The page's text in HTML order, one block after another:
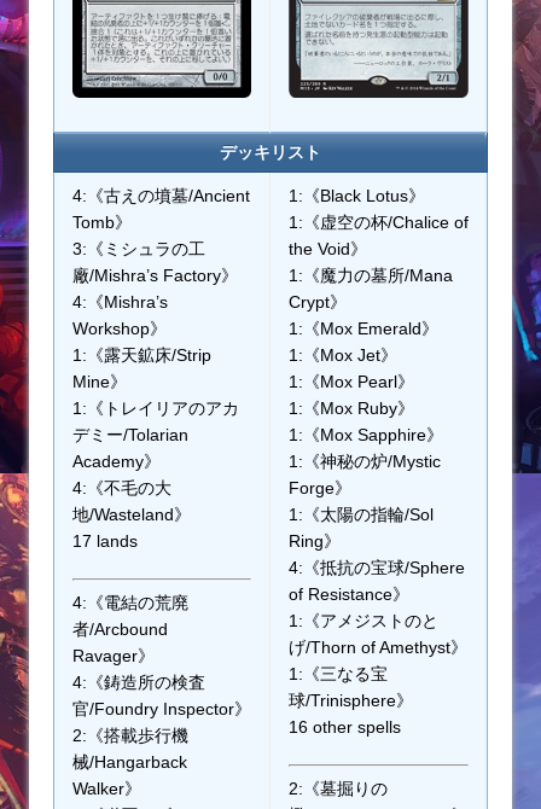
デッキリスト
4:《古えの墳墓/Ancient
Tomb》
3:《ミシュラの工
廠/Mishra’s Factory》
4:《Mishra’s
Workshop》
1:《露天鉱床/Strip
Mine》
1:《トレイリアのアカ
デミー/Tolarian
Academy》
4:《不毛の大
地/Wasteland》
17 lands
4:《電結の荒廃
者/Arcbound
Ravager》
4:《鋳造所の検査
官/Foundry Inspector》
2:《搭載歩行機
械/Hangarback
Walker》
1:《Black Lotus》
1:《虚空の杯/Chalice of
the Void》
1:《魔力の墓所/Mana
Crypt》
1:《Mox Emerald》
1:《Mox Jet》
1:《Mox Pearl》
1:《Mox Ruby》
1:《Mox Sapphire》
1:《神秘の炉/Mystic
Forge》
1:《太陽の指輪/Sol
Ring》
4:《抵抗の宝球/Sphere
of Resistance》
1:《アメジストのと
げ/Thorn of Amethyst》
1:《三なる宝
球/Trinisphere》
16 other spells
2:《墓掘りの